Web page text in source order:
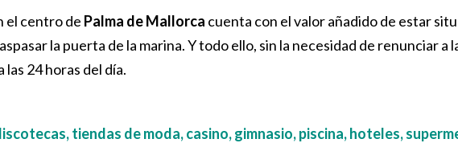
el centro de Palma de Mallorca cuenta con el valor añadido de estar
la puerta de la marina. Y todo ello, sin la necesidad de renunciar a
las 24 horas del día.
tiendas de moda, casino, gimnasio, piscina, hoteles,